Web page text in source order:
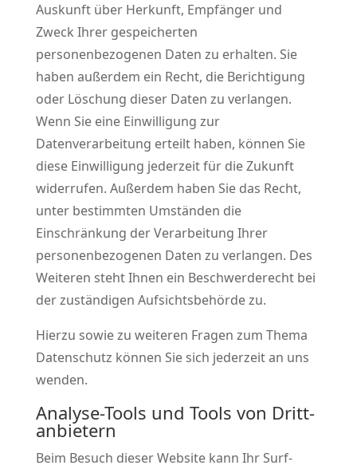
Auskunft über Herkunft, Empfänger und
Zweck Ihrer gespeicherten
personenbezogenen Daten zu erhalten. Sie
haben außerdem ein Recht, die Berichtigung
oder Löschung dieser Daten zu verlangen.
Wenn Sie eine Einwilligung zur
Datenverarbeitung erteilt haben, können Sie
diese Einwilligung jederzeit für die Zukunft
widerrufen. Außerdem haben Sie das Recht,
unter bestimmten Umständen die
Einschränkung der Verarbeitung Ihrer
personenbezogenen Daten zu verlangen. Des
Weiteren steht Ihnen ein Beschwerderecht bei
der zuständigen Aufsichtsbehörde zu.
Hierzu sowie zu weiteren Fragen zum Thema
Datenschutz können Sie sich jederzeit an uns
wenden.
Analyse-Tools und Tools von Dritt­
anbietern
Beim Besuch dieser Website kann Ihr Surf-